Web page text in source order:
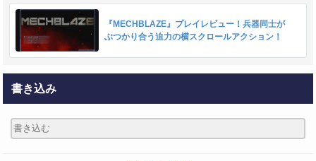
『MECHBLAZE』プレイレビュー！兵器同士が
ぶつかり合う迫力の横スクロールアクション！
書き込み